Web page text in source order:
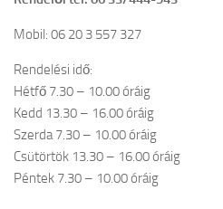
Mobil: 06 20 3 557 327
Rendelési idő:
Hétfő 7.30 – 10.00 óráig
Kedd 13.30 – 16.00 óráig
Szerda 7.30 – 10.00 óráig
Csütörtök 13.30 – 16.00 óráig
Péntek 7.30 – 10.00 óráig